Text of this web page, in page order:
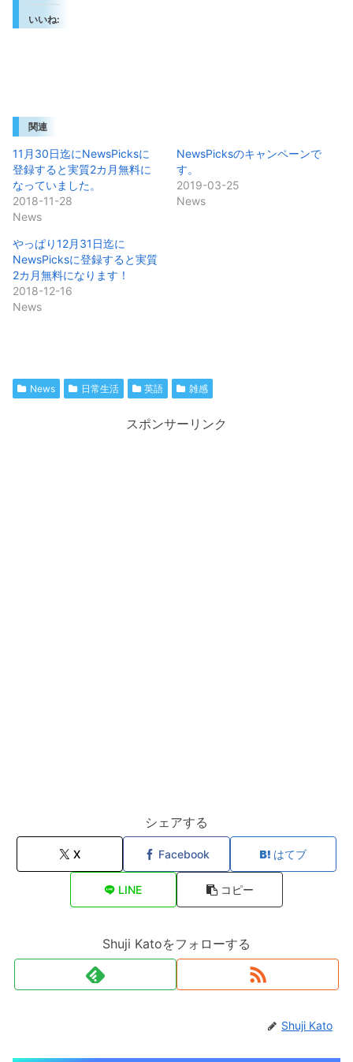
いいね:
関連
11月30日迄にNewsPicksに
登録すると実質2カ月無料に
なっていました。
2018-11-28
News
NewsPicksのキャンペーンで
す。
2019-03-25
News
やっぱり12月31日迄に
NewsPicksに登録すると実質
2カ月無料になります！
2018-12-16
News
News 日常生活 英語 雑感
スポンサーリンク
シェアする
X Facebook はてブ
LINE コピー
Shuji Katoをフォローする
Shuji Kato